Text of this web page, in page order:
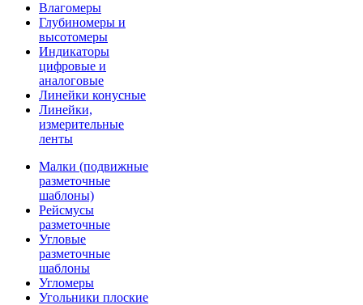
Влагомеры
Глубиномеры и
высотомеры
Индикаторы
цифровые и
аналоговые
Линейки конусные
Линейки,
измерительные
ленты
Малки (подвижные
разметочные
шаблоны)
Рейсмусы
разметочные
Угловые
разметочные
шаблоны
Угломеры
Угольники плоские